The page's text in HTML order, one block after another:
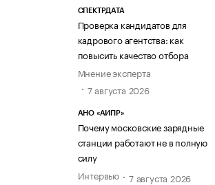
СПЕКТРДАТА
Проверка кандидатов для
кадрового агентства: как
повысить качество отбора
Мнение эксперта
7 августа 2026
АНО «АИПР»
Почему московские зарядные
станции работают не в полную
силу
Интервью
7 августа 2026